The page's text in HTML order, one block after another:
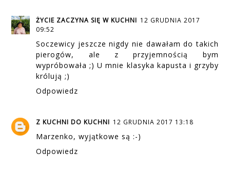
ŻYCIE ZACZYNA SIĘ W KUCHNI 12 GRUDNIA 2017
09:52
Soczewicy jeszcze nigdy nie dawałam do takich
pierogów, ale z przyjemnością bym
wypróbowała ;) U mnie klasyka kapusta i grzyby
królują ;)
Odpowiedz
Z KUCHNI DO KUCHNI 12 GRUDNIA 2017 13:18
Marzenko, wyjątkowe są :-)
Odpowiedz